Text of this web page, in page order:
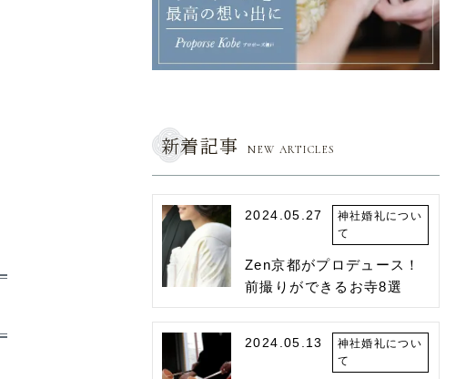
新着記事 NEW ARTICLES
2024.05.27
神社婚礼につい
て
Zen京都がプロデュース！
前撮りができるお寺8選
2024.05.13
神社婚礼につい
て